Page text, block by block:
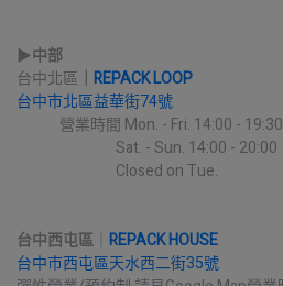
▶︎中部
台中北區
REPACK LOOP
台中市北區益華街74號
營業時間 Mon. - Fri. 14:00 - 19:30
Sat. - Sun. 14:00 - 20:00
Closed on Tue.
台中西屯區
REPACK HOUSE
台中市西屯區天水西二街35號